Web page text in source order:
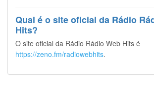
Qual é o site oficial da Rádio
Hits?
O site oficial da Rádio Rádio Web Hits é
https://zeno.fm/radiowebhits.